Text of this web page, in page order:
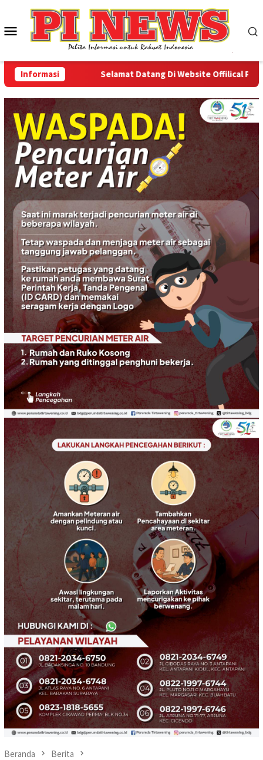
konten
Menu
Mobile
Informasi Selamat Datang Di Website Offilical PI-
Beranda Berita